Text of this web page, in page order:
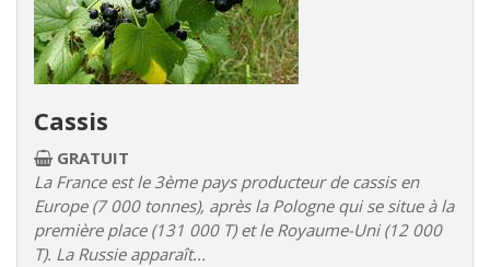
Cassis
GRATUIT
La France est le 3ème pays producteur de cassis en
Europe (7 000 tonnes), après la Pologne qui se situe à la
première place (131 000 T) et le Royaume-Uni (12 000
T). La Russie apparaît...